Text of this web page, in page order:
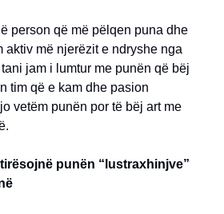
person që më pëlqen puna dhe
aktiv më njerëzit e ndryshe nga
jam i lumtur me punën që bëj
tim që e kam dhe pasion
vetëm punën por të bëj art me
punën “lustraxhinjve”